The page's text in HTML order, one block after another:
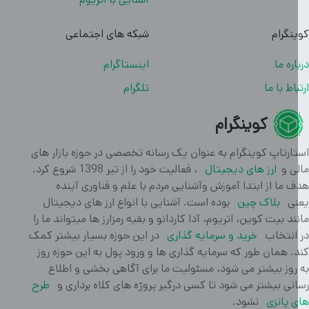
کوینگرام
کوینگرام به عنوان یک رسانه تخصصی در حوزه بازار های
و ارز های دیجیتال
، فعالیت خود را از تیر 1398 شروع کرد.
ما از ابتدا آموزش وآشنایی مردم با علم و فناوری آینده
بلاک چین بوده است. آشنایی با انواع ارز های دیجیتال
بیت کوین، اتریوم، آدا کاردانو و بقیه رمزارز ها میتواند ما را
خرید و سرمایه گذاری در این حوزه بسیار بیشتر کمک
همان طور که سرمایه گذاری ها و ورود پول به این حوزه روز
بیشتر می شود، مسئولیت ما برای آگاهی بخشی و اطلاع
بیشتر می شود تا کسی درگیر پروژه های کلاه برداری و طرح
پانزی نشود.
ما
با ما
شبکه های اجتماعی
اینستاگرام
تلگرام